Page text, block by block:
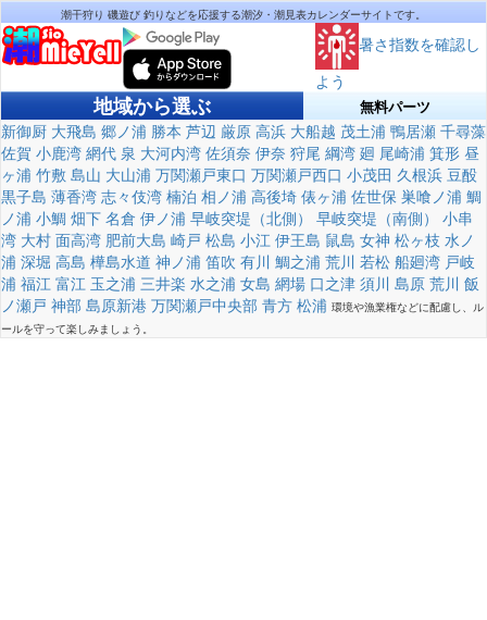
潮干狩り 磯遊び 釣りなどを応援する潮汐・潮見表カレンダーサイトです。
暑さ指数を確認し
よう
地域から選ぶ 無料パーツ
新御厨 大飛島 郷ノ浦 勝本 芦辺 厳原 高浜 大船越 茂土浦 鴨居瀬 千尋藻
佐賀 小鹿湾 網代 泉 大河内湾 佐須奈 伊奈 狩尾 綱湾 廻 尾崎浦 箕形 昼
ヶ浦 竹敷 島山 大山浦 万関瀬戸東口 万関瀬戸西口 小茂田 久根浜 豆酘
黒子島 薄香湾 志々伎湾 楠泊 相ノ浦 高後埼 俵ヶ浦 佐世保 巣喰ノ浦 鯛
ノ浦 小鯛 畑下 名倉 伊ノ浦 早岐突堤（北側） 早岐突堤（南側）
小串
湾 大村 面高湾 肥前大島 崎戸 松島 小江 伊王島 鼠島 女神 松ヶ枝 水ノ
浦 深堀 高島 樺島水道 神ノ浦 笛吹 有川 鯛之浦 荒川 若松 船廻湾 戸岐
浦 福江 富江 玉之浦 三井楽 水之浦 女島 網場 口之津 須川 島原 荒川 飯
ノ瀬戸 神部 島原新港 万関瀬戸中央部 青方 松浦 環境や漁業権などに配慮し、ル
ールを守って楽しみましょう。